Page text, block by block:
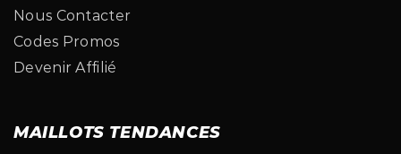
Nous Contacter
Codes Promos
Devenir Affilié
MAILLOTS TENDANCES